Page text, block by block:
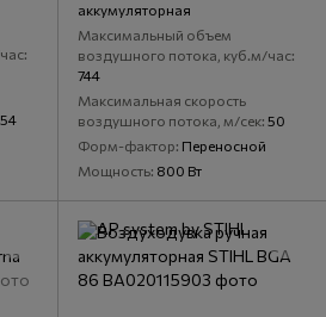
54
аккумуляторная
Максимальный объем
воздушного потока, куб.м/час
744
Максимальная скорость
воздушного потока, м/сек 50
Форм-фактор Переносной
Мощность 800 Вт